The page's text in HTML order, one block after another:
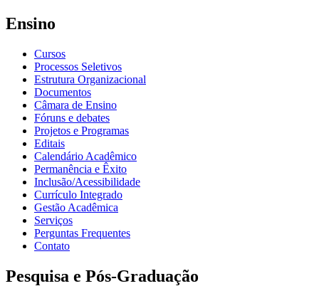
Ensino
Cursos
Processos Seletivos
Estrutura Organizacional
Documentos
Câmara de Ensino
Fóruns e debates
Projetos e Programas
Editais
Calendário Acadêmico
Permanência e Êxito
Inclusão/Acessibilidade
Currículo Integrado
Gestão Acadêmica
Serviços
Perguntas Frequentes
Contato
Pesquisa e Pós-Graduação